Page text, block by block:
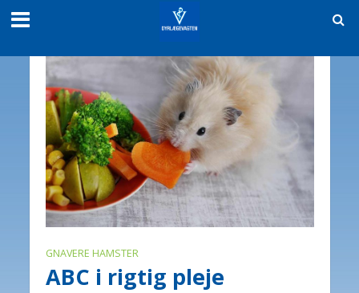
GNAVERE HAMSTER
ABC i rigtig pleje